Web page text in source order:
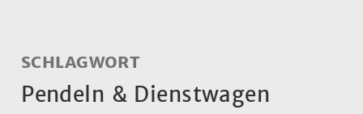
SCHLAGWORT
Pendeln & Dienstwagen